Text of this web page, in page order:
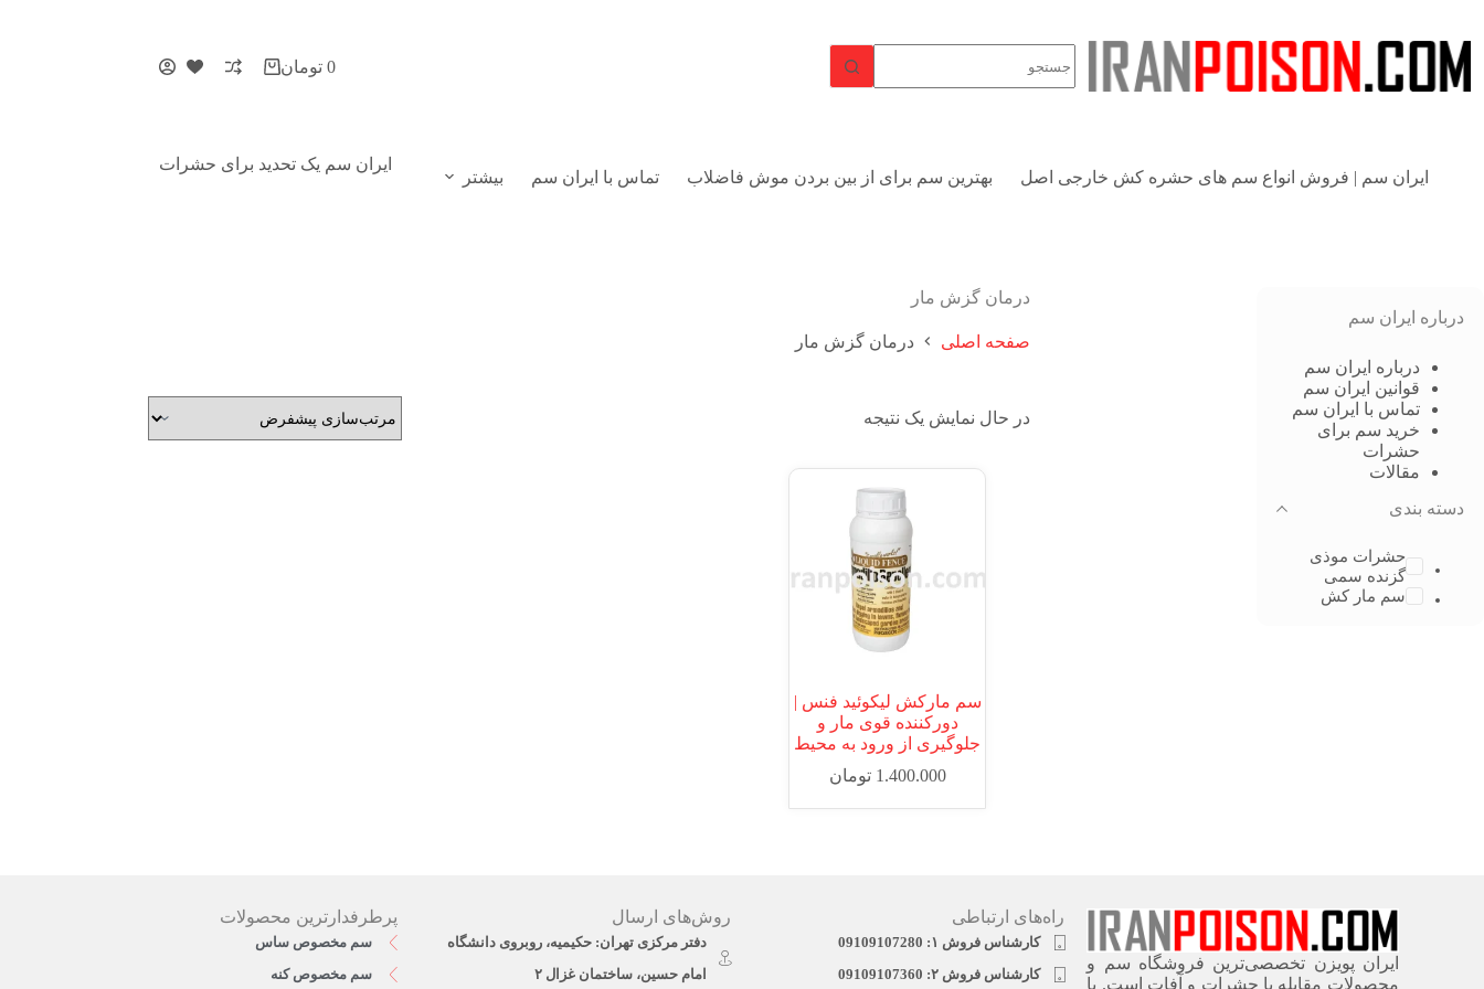
0 تومان
ایران سم | فروش انواع سم های حشره کش خارجی اصل بهترین سم برای از بین بردن موش فاضلاب تماس با ایران سم بیشتر
ایران سم یک تحدید برای حشرات
درمان گزش مار
صفحه اصلی درمان گزش مار
در حال نمایش یک نتیجه
سم مارکش لیکوئید فنس |
دورکننده قوی مار و
جلوگیری از ورود به محیط
1.400.000 تومان
درباره ایران سم
درباره ایران سم
قوانین ایران سم
تماس با ایران سم
خرید سم برای
حشرات
مقالات
دسته بندی
حشرات موذی
گزنده سمی
سم مار کش
ایران پویزن تخصصی‌ترین فروشگاه سم و
محصولات مقابله با حشرات و آفات است. با
راه‌های ارتباطی
کارشناس فروش ۱: 09109107280
کارشناس فروش ۲: 09109107360
روش‌های ارسال
دفتر مرکزی تهران: حکیمیه، روبروی دانشگاه
امام حسین، ساختمان غزال ۲
پرطرفدارترین محصولات
سم مخصوص ساس
سم مخصوص کنه